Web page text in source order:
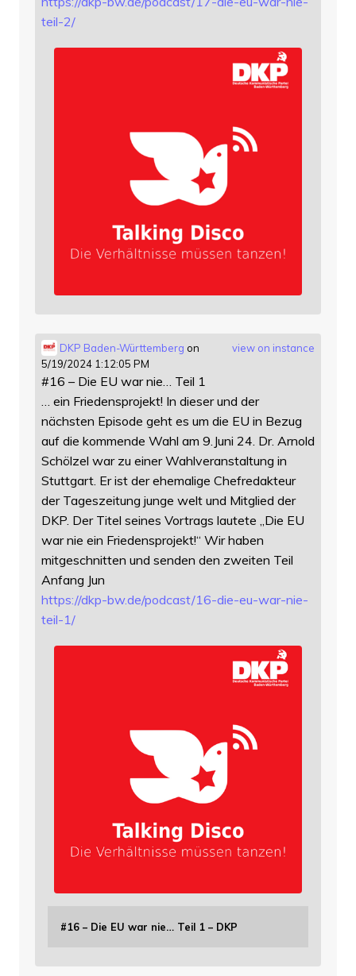
teil-2/
view on instance
DKP Baden-Württemberg on
5/19/2024 1:12:05 PM
#16 – Die EU war nie… Teil 1
… ein Friedensprojekt! In dieser und der
nächsten Episode geht es um die EU in Bezug
auf die kommende Wahl am 9.Juni 24. Dr. Arnold
Schölzel war zu einer Wahlveranstaltung in
Stuttgart. Er ist der ehemalige Chefredakteur
der Tageszeitung junge welt und Mitglied der
DKP. Der Titel seines Vortrags lautete „Die EU
war nie ein Friedensprojekt!“ Wir haben
mitgeschnitten und senden den zweiten Teil
Anfang Jun
https://dkp-bw.de/podcast/16-die-eu-war-nie-
teil-1/
#16 – Die EU war nie… Teil 1 – DKP